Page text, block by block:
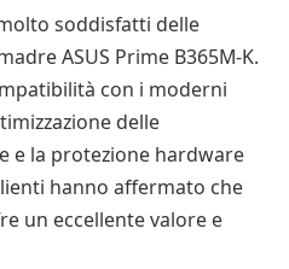
soddisfatti delle
ASUS Prime B365M-K.
con i moderni
delle
e la protezione hardware
hanno affermato che
un eccellente valore e